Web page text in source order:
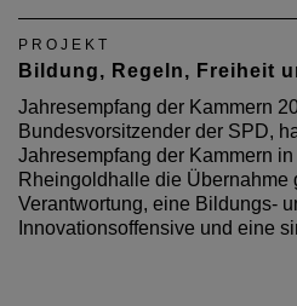
PROJEKT
Bildung, Regeln, Freiheit
Jahresempfang der Kammern
Bundesvorsitzender der SPD,
Jahresempfang der Kammern
Rheingoldhalle die Übernahme
Verantwortung, eine Bildungs-
Innovationsoffensive und eine